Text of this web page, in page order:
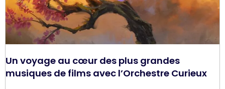
Un voyage au cœur des plus grandes
musiques de films avec l’Orchestre Curieux